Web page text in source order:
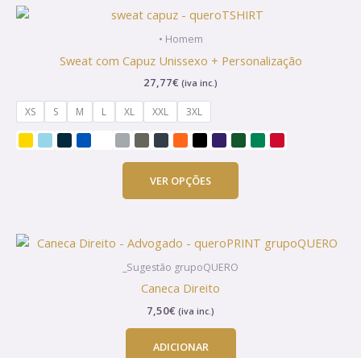
• Homem
Sweat com Capuz Unissexo + Personalização
27,77€ (iva inc.)
XS S M L XL XXL 3XL
VER OPÇÕES
This
multiple
may
be
on
product
page
_Sugestão grupoQUERO
Caneca Direito
7,50€ (iva inc.)
ADICIONAR